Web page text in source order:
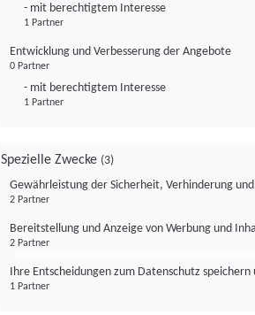
- mit berechtigtem Interesse
1 Partner
Entwicklung und Verbesserung der Angebote
0 Partner
- mit berechtigtem Interesse
1 Partner
Spezielle Zwecke (3)
Gewährleistung der Sicherheit, Verhinderung
2 Partner
Bereitstellung und Anzeige von Werbung und
2 Partner
Ihre Entscheidungen zum Datenschutz
1 Partner